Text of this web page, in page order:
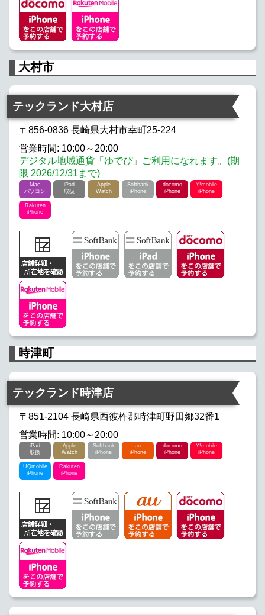
大村市
テックランド大村店
〒856-0836 長崎県大村市幸町25-224
営業時間: 10:00～20:00
デジタル地域通貨「ゆでぴ」ご利用になれます。(期
限 2026/12/31まで)
Mac
パソコン
iPad
取扱
Apple
Watch
Softbank
iPhone
docomo
iPhone
Y!mobile
iPhone
Rakuten
iPhone
時津町
テックランド時津店
〒851-2104 長崎県西彼杵郡時津町野田郷32番1
営業時間: 10:00～20:00
iPad
取扱
Apple
Watch
Softbank
iPhone
au
iPhone
docomo
iPhone
Y!mobile
iPhone
UQmobile
iPhone
Rakuten
iPhone